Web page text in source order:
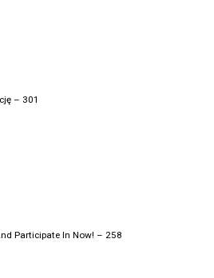
– 301
Participate In Now! – 258